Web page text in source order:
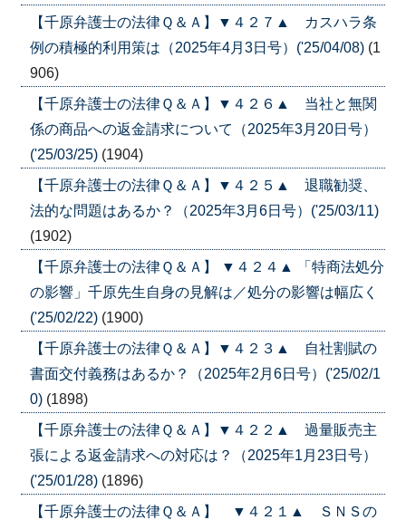
【千原弁護士の法律Ｑ＆Ａ】▼４２７▲ カスハラ条
例の積極的利用策は（2025年4月3日号）('25/04/08) (1
906)
【千原弁護士の法律Ｑ＆Ａ】▼４２６▲ 当社と無関
係の商品への返金請求について（2025年3月20日号）
('25/03/25) (1904)
【千原弁護士の法律Ｑ＆Ａ】▼４２５▲ 退職勧奨、
法的な問題はあるか？（2025年3月6日号）('25/03/11)
(1902)
【千原弁護士の法律Ｑ＆Ａ】 ▼４２４▲ 「特商法処分
の影響」千原先生自身の見解は／処分の影響は幅広く
('25/02/22) (1900)
【千原弁護士の法律Ｑ＆Ａ】▼４２３▲ 自社割賦の
書面交付義務はあるか？（2025年2月6日号）('25/02/1
0) (1898)
【千原弁護士の法律Ｑ＆Ａ】▼４２２▲ 過量販売主
張による返金請求への対応は？（2025年1月23日号）
('25/01/28) (1896)
【千原弁護士の法律Ｑ＆Ａ】 ▼４２１▲ ＳＮＳの